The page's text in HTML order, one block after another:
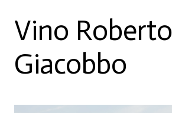
Vino Roberto
Giacobbo